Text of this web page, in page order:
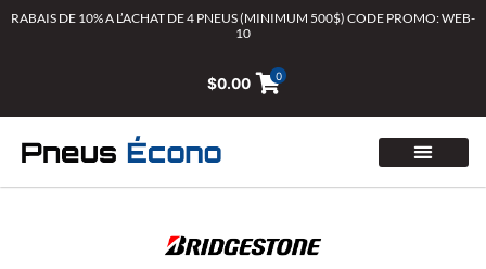
AllerRABAIS DE 10% A L’ACHAT DE 4 PNEUS (MINIMUM 500$) CODE PROMO: WEB-
10
$0.00 0